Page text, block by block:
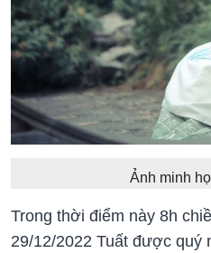
Ảnh minh
Trong thời điểm này 8h
29/12/2022 Tuất được quý